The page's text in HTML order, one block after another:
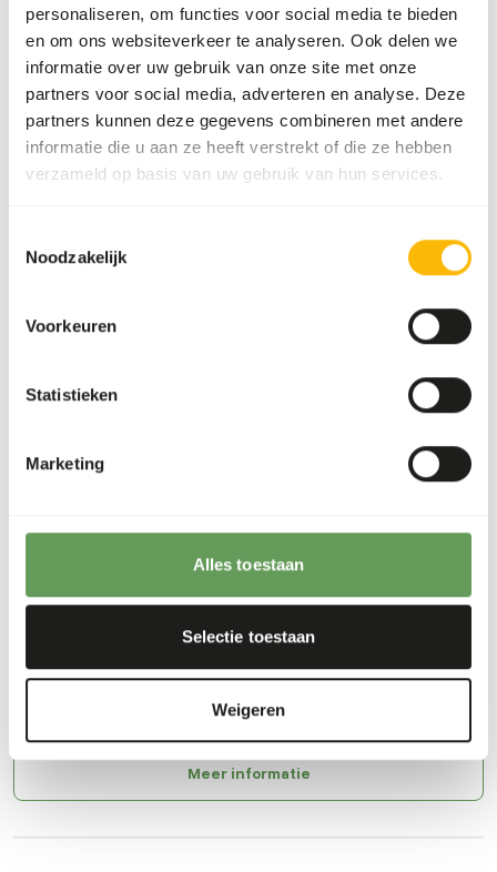
personaliseren, om functies voor social media te bieden
en om ons websiteverkeer te analyseren. Ook delen we
informatie over uw gebruik van onze site met onze
partners voor social media, adverteren en analyse. Deze
partners kunnen deze gegevens combineren met andere
informatie die u aan ze heeft verstrekt of die ze hebben
verzameld op basis van uw gebruik van hun services.
Noodzakelijk
Voorkeuren
Statistieken
Marketing
Alles toestaan
Selectie toestaan
Weigeren
Over dit product
Deze prooidieren kunnen onder andere gebruikt worden
voor het dieet van roofvogels, reptielen en andere
carnivoren.
Analytische bestanddelen
- 15x3 st.
Meer informatie